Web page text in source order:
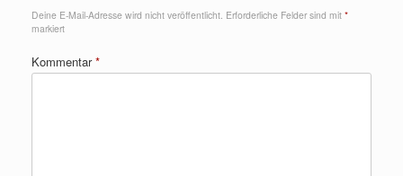
Deine E-Mail-Adresse wird nicht veröffentlicht. Erforderliche Felder sind mit *
markiert
Kommentar*